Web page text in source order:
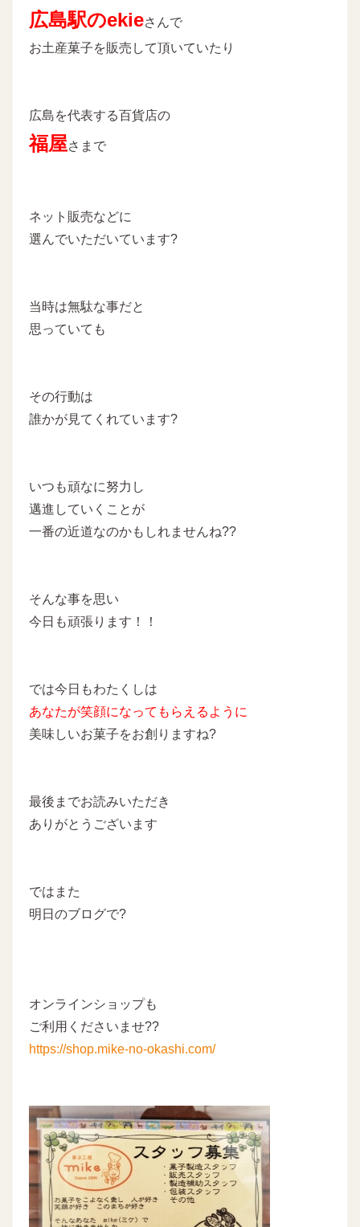
広島駅のekieさんで
お土産菓子を販売して頂いていたり
広島を代表する百貨店の
福屋さまで
ネット販売などに
選んでいただいています?
当時は無駄な事だと
思っていても
その行動は
誰かが見てくれています?
いつも頑なに努力し
邁進していくことが
一番の近道なのかもしれませんね??
そんな事を思い
今日も頑張ります！！
では今日もわたくしは
あなたが笑顔になってもらえるように
美味しいお菓子をお創りますね?
最後までお読みいただき
ありがとうございます
ではまた
明日のブログで?
オンラインショップも
ご利用くださいませ??
https://shop.mike-no-okashi.com/